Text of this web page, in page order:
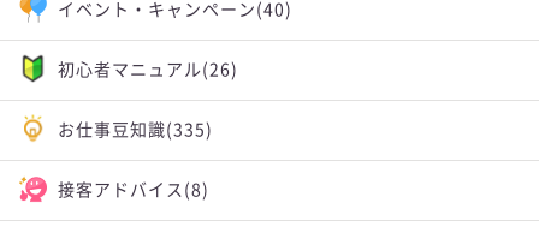
イベント・キャンペーン (40)
初心者マニュアル(26)
お仕事豆知識(335)
接客アドバイス (8)